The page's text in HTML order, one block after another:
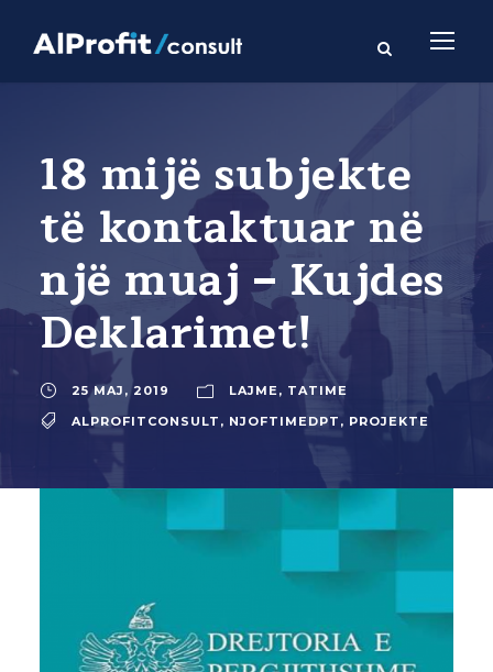
18 mijë subjekte
të kontaktuar në
një muaj – Kujdes
Deklarimet!
25 MAJ, 2019 LAJME, TATIME
ALPROFITCONSULT , NJOFTIMEDPT , PROJEKTE